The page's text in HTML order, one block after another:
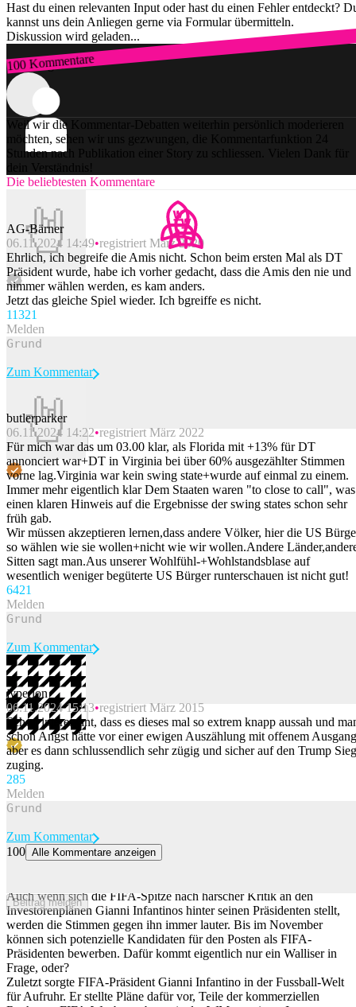
Hast du einen relevanten Input oder hast du einen Fehler entdeckt?
kannst uns dein Anliegen gerne via Formular übermitteln.
Diskussion wird geladen...
100 Kommentare
Zum Login
Weil wir die Kommentar-Debatten weiterhin persönlich moderieren
möchten, sehen wir uns gezwungen, die Kommentarfunktion 24
Stunden nach Publikation einer Story zu schliessen. Vielen Dank für
dein Verständnis!
Die beliebtesten Kommentare
AG-Bärner
06.11.2024 14:49 registriert März 2020
Ehrlich, ich begreife die Amis nicht. Schon beim ersten Mal als DT
Präsident wurde, habe ich vorher gedacht, dass die Amis den nie und
nimmer wählen werden, es kam anders.
Jetzt das gleiche Spiel wieder. Ich bgreiffe es nicht.
11321
Melden
Beitrag melden
Zum Kommentar
butlerparker
06.11.2024 14:22 registriert März 2022
Für mich war das um 03.00 klar, als Florida mit +13% für DT
annonciert war+DT in Virginia bei über 60% ausgezählter Stimmen
vorne lag.Virginia war kein swing state+wurde auf einmal zu einem.
Immer mehr eigentlich klar Dem Staaten waren "to close to call", was
einen klaren Hinweis auf die Ergebnisse der swing states schon sehr
früh gab.
Wir müssen akzeptieren lernen,dass andere Völker, hier die US
so wählen wie sie wollen+nicht wie wir wollen.Andere
Sitten sagt man.Aus unserer Wohlfühl-+Wohlstandsblase auf
wesentlich weniger begüterte US Bürger runterschauen ist nicht gut!
6421
Melden
Beitrag melden
Zum Kommentar
jyperion
06.11.2024 15:13 registriert März 2015
Schon interessant, dass es dieses mal so extrem knapp aussah und
schon Angst hätte vor einer ewigen Auszählung mit offenem
aber es dann schlussendlich sehr zügig und sicher auf den Trump Sieg
zuging.
285
Melden
Beitrag melden
Zum Kommentar
100 Alle Kommentare anzeigen
Auch wenn sich die FIFA-Spitze nach harscher Kritik an den
Investorenplänen Gianni Infantinos hinter seinen Präsidenten stellt,
werden die Stimmen gegen ihn immer lauter. Bis im November
können sich potenzielle Kandidaten für den Posten als FIFA-
Präsidenten bewerben. Dafür kommt eigentlich nur ein Walliser in
Frage, oder?
Zuletzt sorgte FIFA-Präsident Gianni Infantino in der Fussball-Welt
für Aufruhr. Er stellte Pläne dafür vor, Teile der kommerziellen